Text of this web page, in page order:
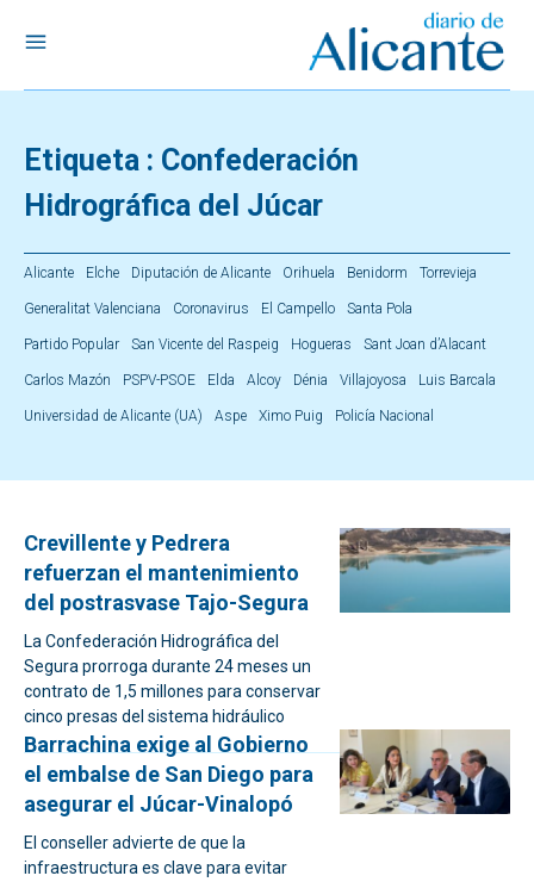
Etiqueta : Confederación
Hidrográfica del Júcar
Alicante Elche Diputación de Alicante Orihuela Benidorm Torrevieja
Generalitat Valenciana Coronavirus El Campello Santa Pola
Partido Popular San Vicente del Raspeig Hogueras Sant Joan d’Alacant
Carlos Mazón PSPV-PSOE Elda Alcoy Dénia Villajoyosa Luis Barcala
Universidad de Alicante (UA) Aspe Ximo Puig Policía Nacional
Crevillente y Pedrera
refuerzan el mantenimiento
del postrasvase Tajo-Segura
La Confederación Hidrográfica del
Segura prorroga durante 24 meses un
contrato de 1,5 millones para conservar
cinco presas del sistema hidráulico
Barrachina exige al Gobierno
el embalse de San Diego para
asegurar el Júcar-Vinalopó
El conseller advierte de que la
infraestructura es clave para evitar